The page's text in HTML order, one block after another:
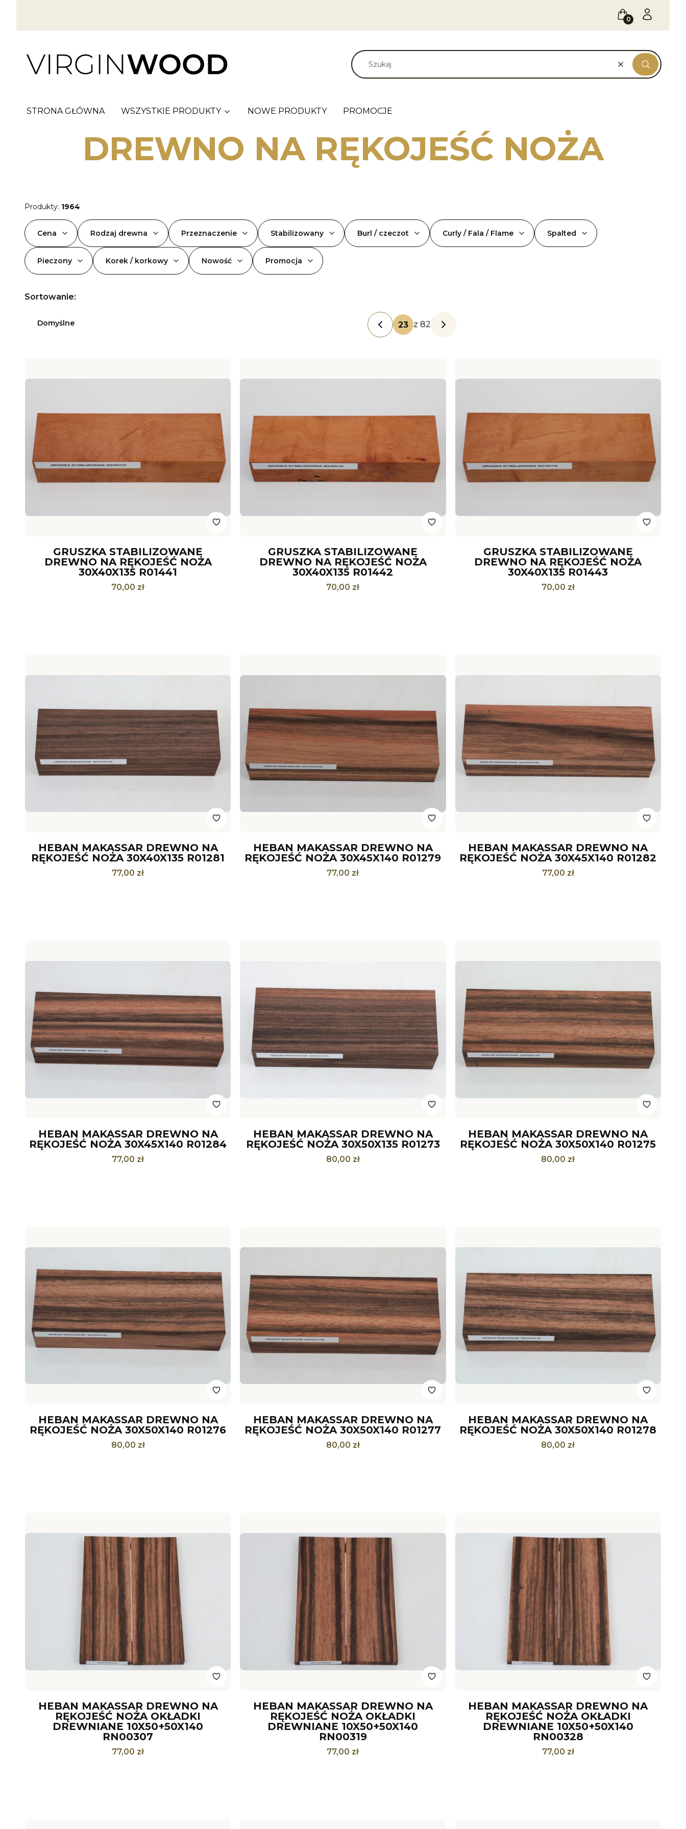
KoszykZaloguj się
WyczyśćSzukaj
STRONA GŁÓWNA WSZYSTKIE PRODUKTY NOWE PRODUKTY PROMOCJE
DREWNO NA RĘKOJEŚĆ NOŻA
Produkty: 1964
Cena Rodzaj drewna Przeznaczenie Stabilizowany Burl / czeczot Curly / Fala / Flame Spalted
Pieczony Korek / korkowy Nowość Promocja
Lista produktów
Sortowanie:
Domyślne
Poprzednie produkty
z 82 Następne produkty
GRUSZKA STABILIZOWANE
DREWNO NA RĘKOJEŚĆ NOŻA
30X40X135 R01441
Cena
70,00 zł
GRUSZKA STABILIZOWANE
DREWNO NA RĘKOJEŚĆ NOŻA
30X40X135 R01442
Cena
70,00 zł
GRUSZKA STABILIZOWANE
DREWNO NA RĘKOJEŚĆ NOŻA
30X40X135 R01443
Cena
70,00 zł
HEBAN MAKASSAR DREWNO NA
RĘKOJEŚĆ NOŻA 30X40X135 R01281
Cena
77,00 zł
HEBAN MAKASSAR DREWNO NA
RĘKOJEŚĆ NOŻA 30X45X140 R01279
Cena
77,00 zł
HEBAN MAKASSAR DREWNO NA
RĘKOJEŚĆ NOŻA 30X45X140 R01282
Cena
77,00 zł
HEBAN MAKASSAR DREWNO NA
RĘKOJEŚĆ NOŻA 30X45X140 R01284
Cena
77,00 zł
HEBAN MAKASSAR DREWNO NA
RĘKOJEŚĆ NOŻA 30X50X135 R01273
Cena
80,00 zł
HEBAN MAKASSAR DREWNO NA
RĘKOJEŚĆ NOŻA 30X50X140 R01275
Cena
80,00 zł
HEBAN MAKASSAR DREWNO NA
RĘKOJEŚĆ NOŻA 30X50X140 R01276
Cena
80,00 zł
HEBAN MAKASSAR DREWNO NA
RĘKOJEŚĆ NOŻA 30X50X140 R01277
Cena
80,00 zł
HEBAN MAKASSAR DREWNO NA
RĘKOJEŚĆ NOŻA 30X50X140 R01278
Cena
80,00 zł
HEBAN MAKASSAR DREWNO NA
RĘKOJEŚĆ NOŻA OKŁADKI
DREWNIANE 10X50+50X140
RN00307
Cena
77,00 zł
HEBAN MAKASSAR DREWNO NA
RĘKOJEŚĆ NOŻA OKŁADKI
DREWNIANE 10X50+50X140
RN00319
Cena
77,00 zł
HEBAN MAKASSAR DREWNO NA
RĘKOJEŚĆ NOŻA OKŁADKI
DREWNIANE 10X50+50X140
RN00328
Cena
77,00 zł